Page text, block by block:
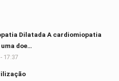
Dilatada A cardiomiopatia
doe…
17:37